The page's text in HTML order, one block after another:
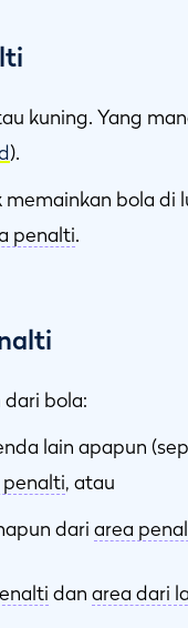
kuning. Yang
).
memainkan bola di
penalti.
bola:
lain apapun
penalti, atau
dari area
dan area dari